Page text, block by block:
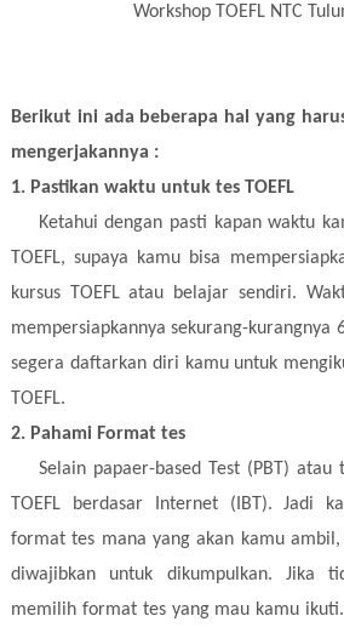
Workshop TOEFL NTC
Berikut ini ada beberapa hal yang
mengerjakannya :
1. Pastikan waktu untuk tes TOEFL
Ketahui dengan pasti kapan waktu
TOEFL, supaya kamu bisa
kursus TOEFL atau belajar sendiri.
mempersiapkannya sekurang-kurangnya
segera daftarkan diri kamu untuk
TOEFL.
2. Pahami Format tes
Selain papaer-based Test (PBT) atau
TOEFL berdasar Internet (IBT). Jadi
format tes mana yang akan kamu ambil,
diwajibkan untuk dikumpulkan. Jika
memilih format tes yang mau kamu